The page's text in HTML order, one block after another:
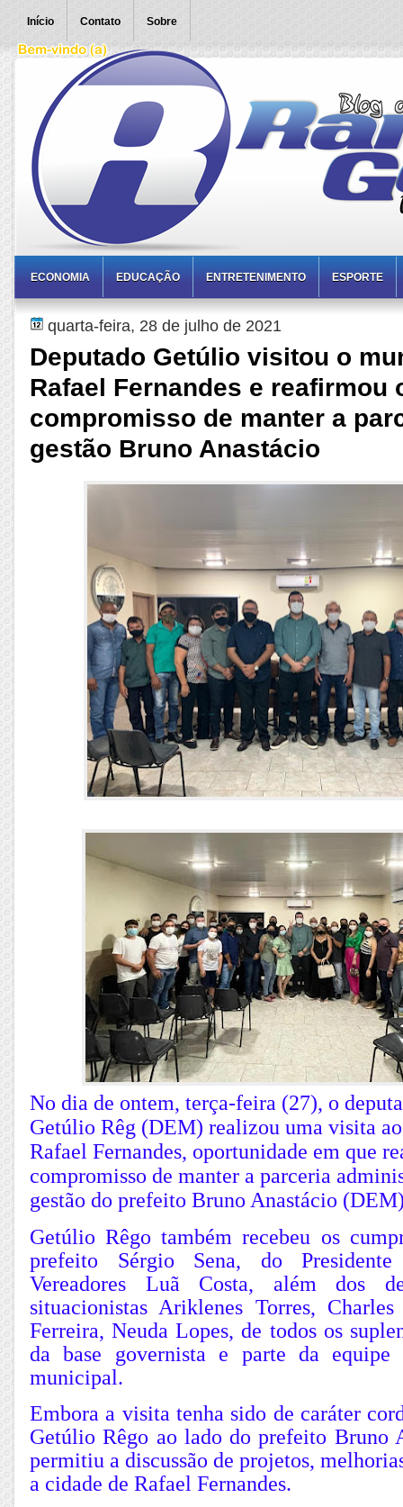
Início Contato Sobre
ECONOMIA EDUCAÇÃO ENTRETENIMENTO ESPORTE
quarta-feira, 28 de julho de 2021
Deputado Getúlio visitou o
Rafael Fernandes e reafirmou
compromisso de manter a
gestão Bruno Anastácio
No dia de ontem, terça-feira (27), o
Getúlio Rêg (DEM) realizou uma visita
Rafael Fernandes, oportunidade em que
compromisso de manter a parceria
gestão do prefeito Bruno Anastácio
Getúlio Rêgo também recebeu os
prefeito Sérgio Sena, do
Vereadores Luã Costa, além dos
situacionistas Ariklenes Torres,
Ferreira, Neuda Lopes, de todos os
da base governista e parte da equipe
municipal.
Embora a visita tenha sido de caráter
Getúlio Rêgo ao lado do prefeito Bruno
permitiu a discussão de projetos,
a cidade de Rafael Fernandes.